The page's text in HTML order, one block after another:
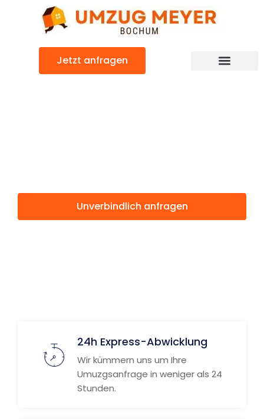
Jetzt anfragen
Unverbindlich anfragen
24h Express-Abwicklung
Wir kümmern uns um Ihre
Umuzgsanfrage in weniger als 24
Stunden.